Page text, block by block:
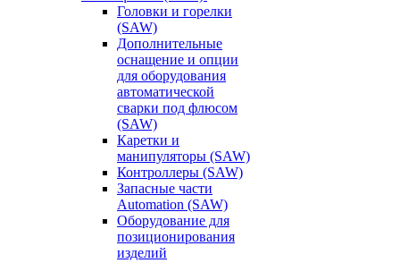
Головки и горелки
(SAW)
Дополнительные
оснащение и опции
для оборудования
автоматической
сварки под флюсом
(SAW)
Каретки и
манипуляторы (SAW)
Контроллеры (SAW)
Запасные части
Automation (SAW)
Оборудование для
позиционирования
изделий